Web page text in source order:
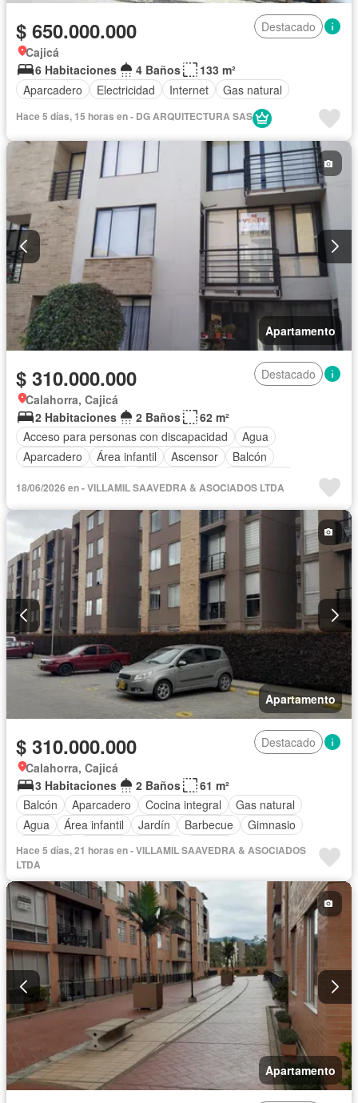
$ 650.000.000
Destacado
Cajicá
6 Habitaciones
4 Baños
133 m²
Aparcadero
Electricidad Internet Gas natural
Hace 5 días, 15 horas en - DG ARQUITECTURA SAS
Apartamento
$ 310.000.000
Destacado
Calahorra, Cajicá
2 Habitaciones
2 Baños
62 m²
Acceso para personas con discapacidad
Agua
Aparcadero
Área infantil Ascensor
Balcón
Gimnasio
Internet Jardín
Seguridad privada
Tanque de agua
18/06/2026 en - VILLAMIL SAAVEDRA & ASOCIADOS LTDA
Apartamento
$ 310.000.000
Destacado
Calahorra, Cajicá
3 Habitaciones
2 Baños
61 m²
Balcón
Aparcadero Cocina integral
Gas natural
Agua
Área infantil Jardín Barbecue
Gimnasio
Ascensor
Seguridad privada Piscina
Hace 5 días, 21 horas en - VILLAMIL SAAVEDRA & ASOCIADOS
LTDA
Apartamento